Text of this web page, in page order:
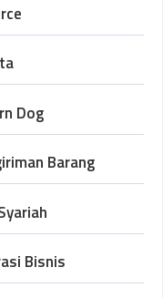
Dog
Barang
Bisnis